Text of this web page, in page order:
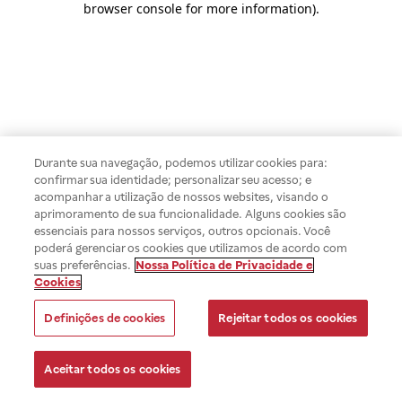
browser console for more information).
Durante sua navegação, podemos utilizar cookies para:
confirmar sua identidade; personalizar seu acesso; e
acompanhar a utilização de nossos websites, visando o
aprimoramento de sua funcionalidade. Alguns cookies são
essenciais para nossos serviços, outros opcionais. Você
poderá gerenciar os cookies que utilizamos de acordo com
suas preferências. Nossa Política de Privacidade e
Cookies
Definições de cookies Rejeitar todos os cookies
Aceitar todos os cookies